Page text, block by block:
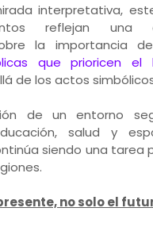
interpretativa,
reflejan una
la importancia
que prioricen el
de los actos
de un entorno
salud y
siendo una tarea
no solo el